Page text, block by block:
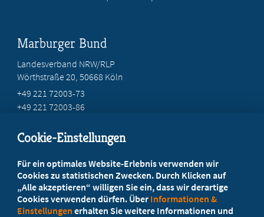
Marburger Bund
Landesverband NRW/RLP
Wörthstraße 20, 50668 Köln
+49 221 72003-73
+49 221 72003-86
Ihr Landesverband berät Sie!
Ansprechpartner
Cookie-Einstellungen
Für ein optimales Website-Erlebnis verwenden wir
Cookies zu statistischen Zwecken. Durch Klicken auf
„Alle akzeptieren“ willigen Sie ein, dass wir derartige
Cookies verwenden dürfen. Über Informationen &
Einstellungen erhalten Sie weitere Informationen und